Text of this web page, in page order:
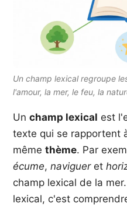
Un champ lexical regroupe
l'amour, la mer, le feu, la
Un champ lexical est
texte qui se rapportent
même thème. Par
écume, navigueret
champ lexical de la
lexical, c'est